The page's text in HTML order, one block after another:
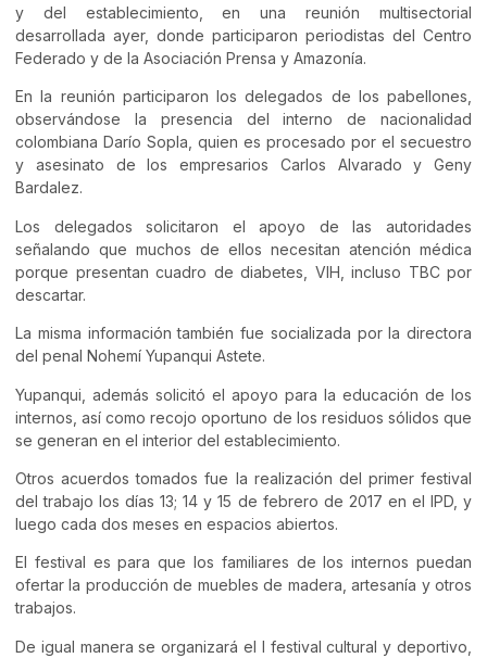
y del establecimiento, en una reunión multisectorial
desarrollada ayer, donde participaron periodistas del Centro
Federado y de la Asociación Prensa y Amazonía.
En la reunión participaron los delegados de los pabellones,
observándose la presencia del interno de nacionalidad
colombiana Darío Sopla, quien es procesado por el secuestro
y asesinato de los empresarios Carlos Alvarado y Geny
Bardalez.
Los delegados solicitaron el apoyo de las autoridades
señalando que muchos de ellos necesitan atención médica
porque presentan cuadro de diabetes, VIH, incluso TBC por
descartar.
La misma información también fue socializada por la directora
del penal Nohemí Yupanqui Astete.
Yupanqui, además solicitó el apoyo para la educación de los
internos, así como recojo oportuno de los residuos sólidos que
se generan en el interior del establecimiento.
Otros acuerdos tomados fue la realización del primer festival
del trabajo los días 13; 14 y 15 de febrero de 2017 en el IPD, y
luego cada dos meses en espacios abiertos.
El festival es para que los familiares de los internos puedan
ofertar la producción de muebles de madera, artesanía y otros
trabajos.
De igual manera se organizará el I festival cultural y deportivo,